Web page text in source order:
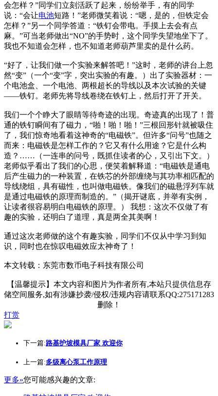
会怎样？”同学们立刻活跃了起来，纷纷举手，有的同学
说：“会让电池短路！”老师微笑着说：“嗯，是的，但铁定会
怎样？”另一个同学答道：“铁钉会带电。手摸上去会有点
麻。”可当老师做出“NO”的手势时，这个同学失望地坐下了。
我也不知道会怎样，也不知道老师葫芦里卖的是什么药。
“好了，让我们做一个实验来解答吧！”这时，老师的讲台上忽
然“变”（一个“变”字，突出实验的有趣。）出了实验器材：一
个电池盒、一个电池、两根超长的导线以及本次试验的关键
——铁钉。老师先将导线卷绕在铁钉上，然后打开了开关。
我们一个个睁大了眼睛等待奇迹的出现。奇迹真的出现了！普
通的铁钉瞬间有了磁力，“啪！啪！啪！”三根回形针就被吸住
了，我们惊奇地看着这神奇的“电磁铁”。但许多“问号”也随之
而来：电磁铁是怎样工作的？它又有什么用途？它是什么构
造？……（一连串的问号，既抓住读者的心，又引出下文。）
老师似乎看出了我们的心思，便笑着解释道：“电磁铁是通电
后产生磁力的一种装置，在铁芯的外部缠绕与其功率相匹配的
导线绕组，具有磁性，也叫做电磁铁。像我们的磁悬浮列车就
是通过电磁铁的原理而制造的。”（揭开谜底，并举有实例，
让读者很容易明白电磁铁的原理。） 我想：这次不仅做了有
趣的实验，还明白了道理，真是两全其美啊！
通过这次老师做的这个有趣实验，同学们不仅从中学习到知
识，同时也在惊叹电磁效应太神奇了！
本文转载：东莞市数币电子科技有限公司
【温馨提示】本文内容和图片为作者所有,本站只提供信息存
储空间服务,如有涉嫌抄袭/侵权/违规内容请联系QQ:275171283
删除！
打赏
下一篇:路基护坡模具厂家 欢迎你
上一篇:多级离心泵工作原理
更多»您可能感兴趣的文章: